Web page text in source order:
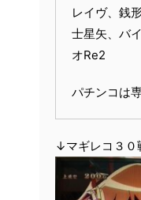
レイヴ、銭
士星矢、バ
オRe2
パチンコは
↓マギレコ３０